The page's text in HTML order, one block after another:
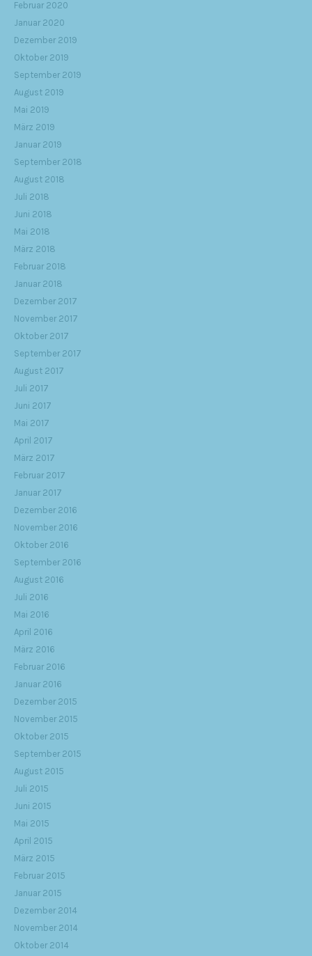
Februar 2020
Januar 2020
Dezember 2019
Oktober 2019
September 2019
August 2019
Mai 2019
März 2019
Januar 2019
September 2018
August 2018
Juli 2018
Juni 2018
Mai 2018
März 2018
Februar 2018
Januar 2018
Dezember 2017
November 2017
Oktober 2017
September 2017
August 2017
Juli 2017
Juni 2017
Mai 2017
April 2017
März 2017
Februar 2017
Januar 2017
Dezember 2016
November 2016
Oktober 2016
September 2016
August 2016
Juli 2016
Mai 2016
April 2016
März 2016
Februar 2016
Januar 2016
Dezember 2015
November 2015
Oktober 2015
September 2015
August 2015
Juli 2015
Juni 2015
Mai 2015
April 2015
März 2015
Februar 2015
Januar 2015
Dezember 2014
November 2014
Oktober 2014